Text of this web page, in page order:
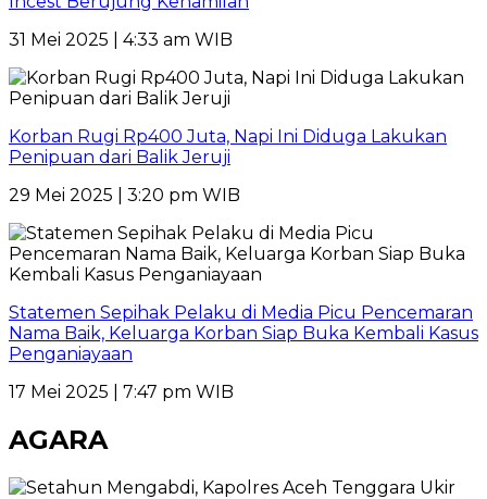
31 Mei 2025 | 4:33 am WIB
Korban Rugi Rp400 Juta, Napi Ini Diduga Lakukan
Penipuan dari Balik Jeruji
29 Mei 2025 | 3:20 pm WIB
Statemen Sepihak Pelaku di Media Picu Pencemaran
Nama Baik, Keluarga Korban Siap Buka Kembali Kasus
Penganiayaan
17 Mei 2025 | 7:47 pm WIB
AGARA